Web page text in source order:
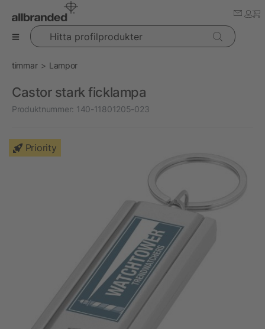
Hitta profilprodukter
timmar Lampor
Castor stark ficklampa
Produktnummer: 140-11801205-023
Priority